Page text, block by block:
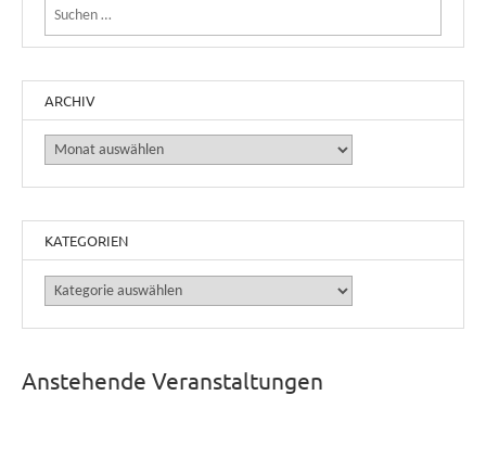
Suchen nach:
ARCHIV
Archiv
KATEGORIEN
Kategorien
Anstehende Veranstaltungen